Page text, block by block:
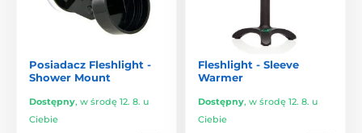
Posiadacz Fleshlight -
Shower Mount
Dostępny, w środę 12. 8. u
Ciebie
Fleshlight - Sleeve
Warmer
Dostępny, w środę 12. 8. u
Ciebie